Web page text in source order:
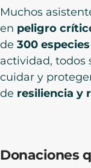
Muchos
en peligro
de 300
actividad, todos
cuidar y
de resiliencia y
Donaciones